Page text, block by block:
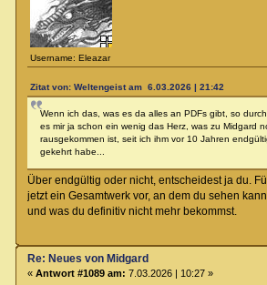
Username: Eleazar
Zitat von: Weltengeist am 6.03.2026 | 21:42
Wenn ich das, was es da alles an PDFs gibt, so
es mir ja schon ein wenig das Herz, was zu Midgard
rausgekommen ist, seit ich ihm vor 10 Jahren
gekehrt habe...
Über endgültig oder nicht, entscheidest ja du.
jetzt ein Gesamtwerk vor, an dem du sehen
und was du definitiv nicht mehr bekommst.
Re: Neues von Midgard
« Antwort #1089 am: 7.03.2026 | 10:27 »